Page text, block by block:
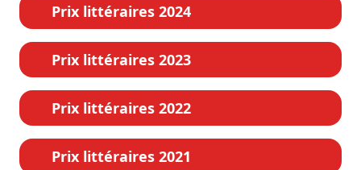
Prix littéraires 2024
Prix littéraires 2023
Prix littéraires 2022
Prix littéraires 2021